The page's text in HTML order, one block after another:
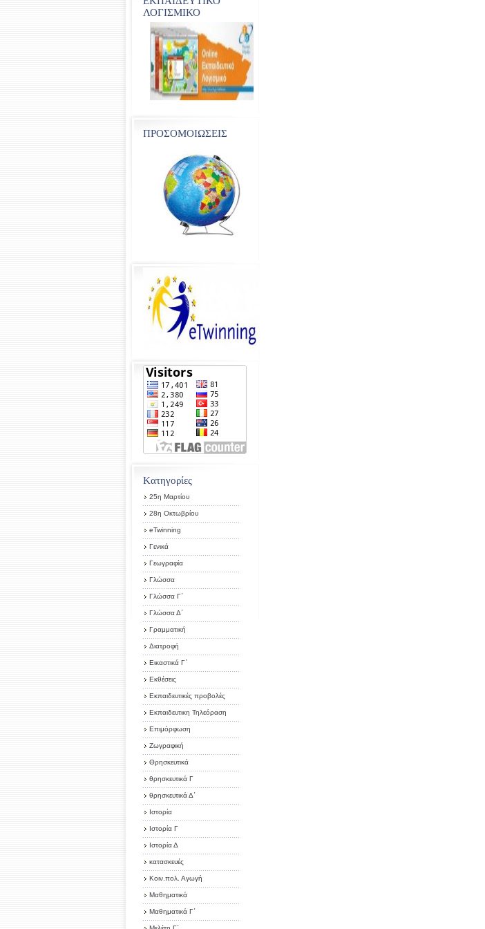
ΛΟΓΙΣΜΙΚΟ
ΠΡΟΣΟΜΟΙΩΣΕΙΣ
Kατηγορίες
25η Μαρτίου
28η Οκτωβρίου
eTwinning
Γενικά
Γεωγραφία
Γλώσσα
Γλώσσα Γ΄
Γλώσσα Δ΄
Γραμματική
Διατροφή
Εικαστικά Γ΄
Εκθέσεις
Εκπαιδευτικές προβολές
Εκπαιδευτικη Τηλεόραση
Επιμόρφωση
Ζωγραφική
Θρησκευτικά
θρησκευτικά Γ
θρησκευτικά Δ΄
Ιστορία
Ιστορία Γ
Ιστορία Δ
κατασκευές
Κοιν.πολ. Αγωγή
Μαθηματικά
Μαθηματικά Γ΄